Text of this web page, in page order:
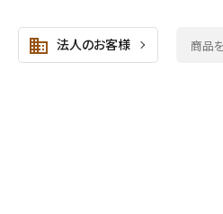
business 法人のお客様